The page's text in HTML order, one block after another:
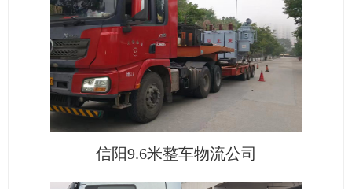
信阳9.6米整车物流公司